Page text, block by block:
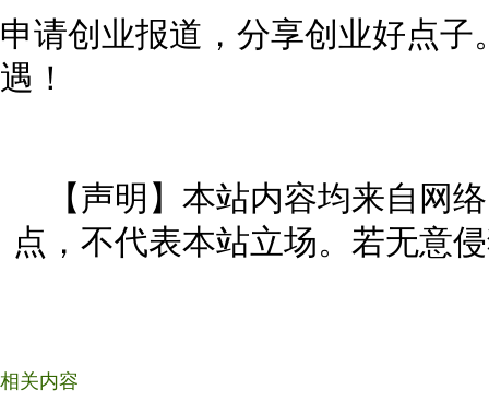
申请创业报道，分享创业好点
遇！
【声明】本站内容均来自网
点，不代表本站立场。若无意
相关内容